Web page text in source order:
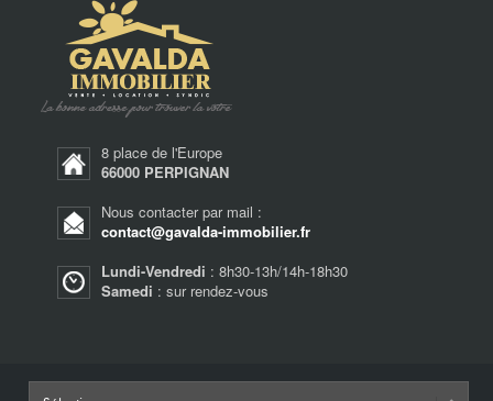
8 place de l'Europe
66000 PERPIGNAN
Nous contacter par mail :
contact@gavalda-immobilier.fr
Lundi-Vendredi : 8h30-13h/14h-18h30
Samedi : sur rendez-vous